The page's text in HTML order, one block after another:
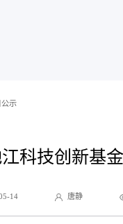
公示
科技创新基
14 唐静